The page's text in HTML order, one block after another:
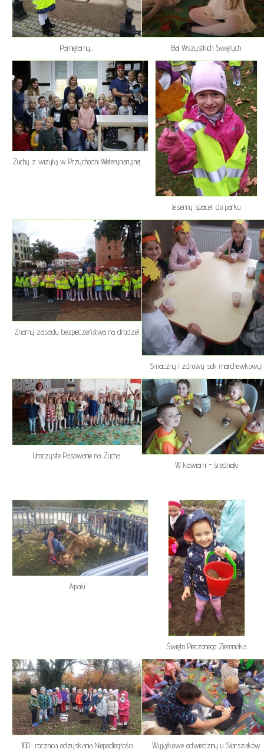
Pamiętamy... Bal Wszystkich Świętych
Zuchy z wizytą w Przychodni Weterynaryjnej
Jesienny spacer do parku
Znamy zasady bezpieczeństwa na drodze!
Smaczny i zdrowy sok marchewkowy!
Uroczyste Pasowanie na Zucha
W kawiarni - średniaki
Alpaki
Święto Pieczonego Ziemniaka
100- rocznica odzyskania Niepodległości
Wyjątkowe odwiedziny u Starszaków